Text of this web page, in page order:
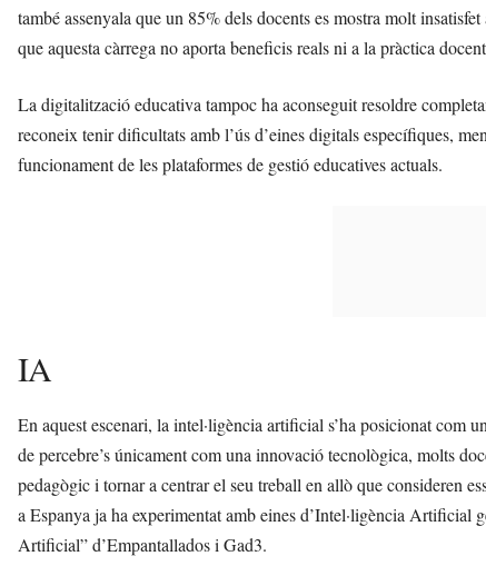
també assenyala que un 85% dels docents es mostra molt
que aquesta càrrega no aporta beneficis reals ni a la pràctica
La digitalització educativa tampoc ha aconseguit resoldre
reconeix tenir dificultats amb l’ús d’eines digitals específiques,
funcionament de les plataformes de gestió educatives actuals.
IA
En aquest escenari, la intel·ligència artificial s’ha posicionat com
de percebre’s únicament com una innovació tecnològica, molts
pedagògic i tornar a centrar el seu treball en allò que consideren
a Espanya ja ha experimentat amb eines d’Intel·ligència Artificial
Artificial” d’Empantallados i Gad3.